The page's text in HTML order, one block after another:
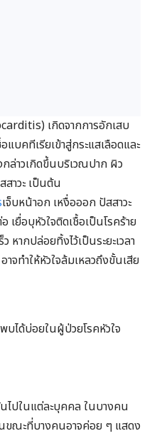
เกิดจากการอักเสบ
แบคทีเรียเข้าสู่กระแสเลือดและ
กล่าวเกิดขึ้นบริเวณปาก ผิว
สาวะ เป็นต้น
เจ็บหน้าอก เหงื่อออก ปัสสาวะ
เยื่อบุหัวใจติดเชื้อเป็นโรคร้าย
หากปล่อยทิ้งไว้เป็นระยะเวลา
จทำให้หัวใจล้มเหลวถึงขั้นเสีย
ได้บ่อยในผู้ป่วยโรคหัวใจ
ไปในแต่ละบุคคล ในบางคน
ขณะที่บางคนอาจค่อย ๆ แสดง